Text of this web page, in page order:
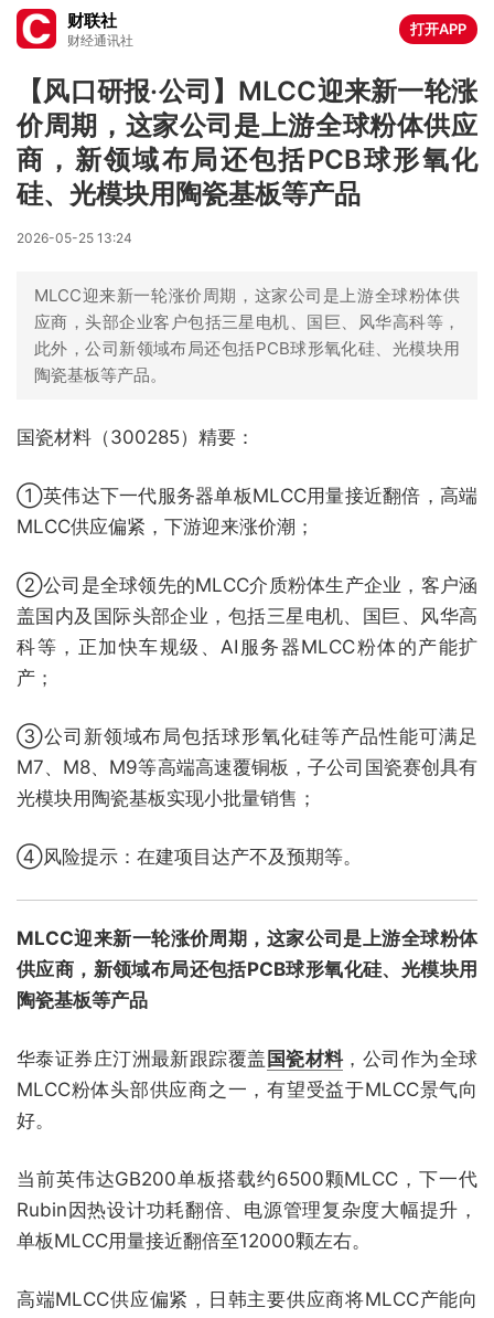
财联社
财经通讯社
打开APP
【风口研报·公司】MLCC迎来新一轮涨
价周期，这家公司是上游全球粉体供应
商，新领域布局还包括PCB球形氧化
硅、光模块用陶瓷基板等产品
2026-05-25 13:24
MLCC迎来新一轮涨价周期，这家公司是上游全球粉体供
应商，头部企业客户包括三星电机、国巨、风华高科等，
此外，公司新领域布局还包括PCB球形氧化硅、光模块用
陶瓷基板等产品。
国瓷材料（300285）精要：
①英伟达下一代服务器单板MLCC用量接近翻倍，高端
MLCC供应偏紧，下游迎来涨价潮；
②公司是全球领先的MLCC介质粉体生产企业，客户涵
盖国内及国际头部企业，包括三星电机、国巨、风华高
科等，正加快车规级、AI服务器MLCC粉体的产能扩
产；
③公司新领域布局包括球形氧化硅等产品性能可满足
M7、M8、M9等高端高速覆铜板，子公司国瓷赛创具有
光模块用陶瓷基板实现小批量销售；
④风险提示：在建项目达产不及预期等。
MLCC迎来新一轮涨价周期，这家公司是上游全球粉体
供应商，新领域布局还包括PCB球形氧化硅、光模块用
陶瓷基板等产品
华泰证券庄汀洲最新跟踪覆盖 国瓷材料，公司作为全球
MLCC粉体头部供应商之一，有望受益于MLCC景气向
好。
当前英伟达GB200单板搭载约6500颗MLCC，下一代
Rubin因热设计功耗翻倍、电源管理复杂度大幅提升，
单板MLCC用量接近翻倍至12000颗左右。
高端MLCC供应偏紧，日韩主要供应商将MLCC产能向